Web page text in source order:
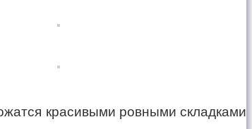
красивыми ровными складками